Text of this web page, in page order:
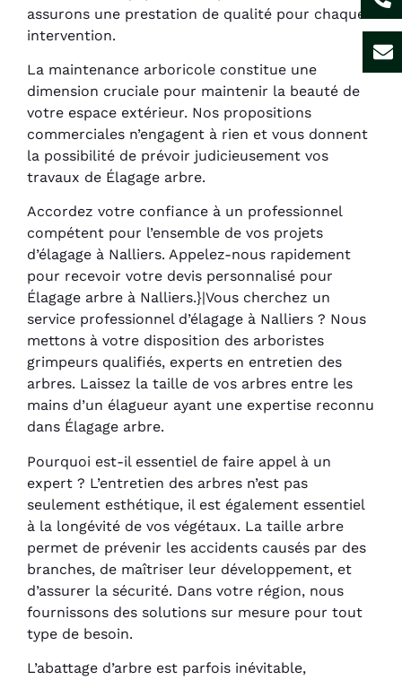
assurons une prestation de qualité pour chaque
intervention.
La maintenance arboricole constitue une
dimension cruciale pour maintenir la beauté de
votre espace extérieur. Nos propositions
commerciales n’engagent à rien et vous donnent
la possibilité de prévoir judicieusement vos
travaux de Élagage arbre.
Accordez votre confiance à un professionnel
compétent pour l’ensemble de vos projets
d’élagage à Nalliers. Appelez-nous rapidement
pour recevoir votre devis personnalisé pour
Élagage arbre à Nalliers.}|Vous cherchez un
service professionnel d’élagage à Nalliers ? Nous
mettons à votre disposition des arboristes
grimpeurs qualifiés, experts en entretien des
arbres. Laissez la taille de vos arbres entre les
mains d’un élagueur ayant une expertise reconnu
dans Élagage arbre.
Pourquoi est-il essentiel de faire appel à un
expert ? L’entretien des arbres n’est pas
seulement esthétique, il est également essentiel
à la longévité de vos végétaux. La taille arbre
permet de prévenir les accidents causés par des
branches, de maîtriser leur développement, et
d’assurer la sécurité. Dans votre région, nous
fournissons des solutions sur mesure pour tout
type de besoin.
L’abattage d’arbre est parfois inévitable,